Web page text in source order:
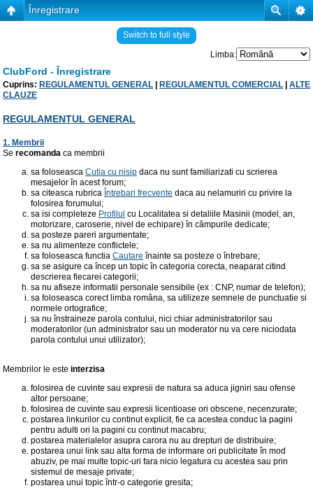
Înregistrare
Switch to full style
Limba:
ClubFord - Înregistrare
Cuprins: REGULAMENTUL GENERAL REGULAMENTUL COMERCIAL
ALTE
CLAUZE
REGULAMENTUL GENERAL
1. Membrii
Se recomanda ca membrii
sa foloseasca Cutia cu nisip daca nu sunt familiarizati cu scrierea
mesajelor în acest forum;
sa citeasca rubrica Întrebari frecvente daca au nelamuriri cu privire la
folosirea forumului;
sa isi completeze Profilul cu Localitatea si detaliile Masinii (model, an,
motorizare, caroserie, nivel de echipare) în câmpurile dedicate;
sa posteze pareri argumentate;
sa nu alimenteze conflictele;
sa foloseasca functia Cautare înainte sa posteze o întrebare;
sa se asigure ca încep un topic în categoria corecta, neaparat citind
descrierea fiecarei categorii;
sa nu afiseze informatii personale sensibile (ex : CNP, numar de telefon);
sa foloseasca corect limba româna, sa utilizeze semnele de punctuatie si
normele ortografice;
sa nu înstraineze parola contului, nici chiar administratorilor sau
moderatorilor (un administrator sau un moderator nu va cere niciodata
parola contului unui utilizator);
Membrilor le este interzisa
folosirea de cuvinte sau expresii de natura sa aduca jigniri sau ofense
altor persoane;
folosirea de cuvinte sau expresii licentioase ori obscene, necenzurate;
postarea linkurilor cu continut explicit, fie ca acestea conduc la pagini
pentru adulti ori la pagini cu continut macabru;
postarea materialelor asupra carora nu au drepturi de distribuire;
postarea unui link sau alta forma de informare ori publicitate în mod
abuziv, pe mai multe topic-uri fara nicio legatura cu acestea sau prin
sistemul de mesaje private;
postarea unui topic într-o categorie gresita;